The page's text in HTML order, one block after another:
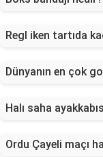
Regl iken tartıda
Dünyanın en çok
Halı saha
Ordu Çayeli maçı